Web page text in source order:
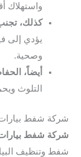
واستهلاك
كذلك،
يؤدي إلى
وصحية.
أيضاً،
التلوث
شركة شفط بيارات
شركة شفط بيارات
شفط وتنظيف